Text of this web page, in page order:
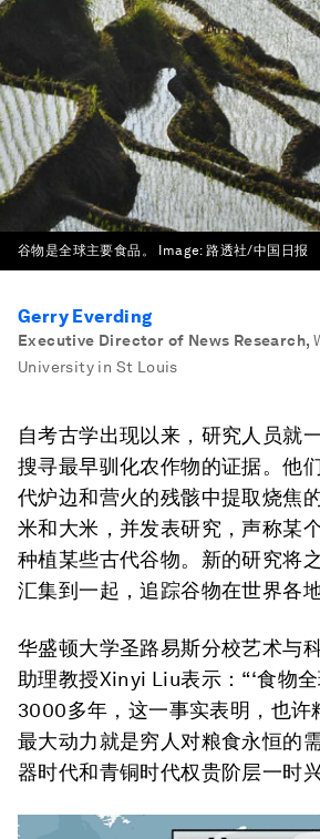
谷物是全球主要食品。 Image:路透社/中国日报
Gerry Everding
Executive Director of News Research,
University in St Louis
自考古学出现以来，研究人员就
搜寻最早驯化农作物的证据。他
代炉边和营火的残骸中提取烧焦
米和大米，并发表研究，声称某
种植某些古代谷物。新的研究将
汇集到一起，追踪谷物在世界各地
华盛顿大学圣路易斯分校艺术与
助理教授Xinyi Liu表示：“‘食物
3000多年，这一事实表明，也许
最大动力就是穷人对粮食永恒的
器时代和青铜时代权贵阶层一时